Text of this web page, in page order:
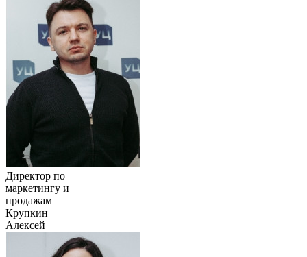
Директор по
маркетингу и
продажам
Крупкин
Алексей